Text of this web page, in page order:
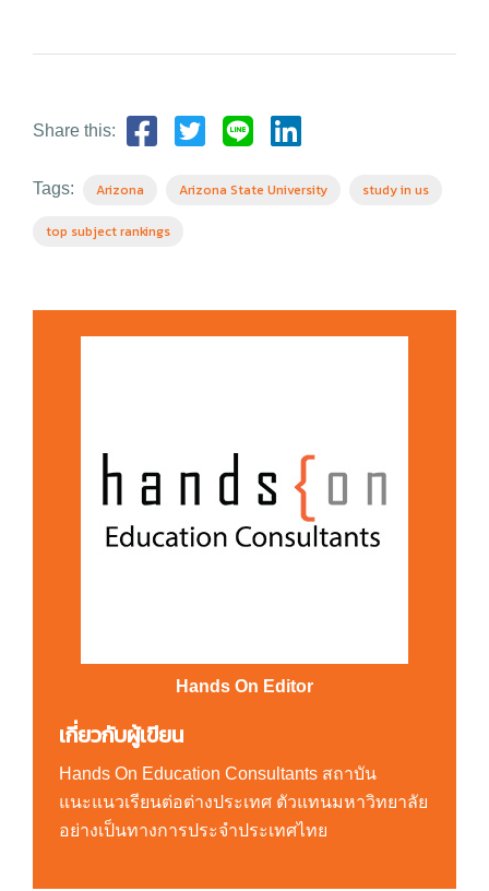
Share this:
Tags: Arizona Arizona State University study in us
top subject rankings
Hands On Editor
เกี่ยวกับผู้เขียน
Hands On Education Consultants สถาบัน
แนะแนวเรียนต่อต่างประเทศ ตัวแทนมหาวิทยาลัย
อย่างเป็นทางการประจำประเทศไทย